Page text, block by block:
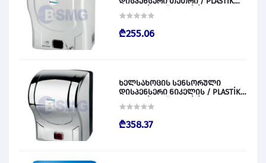
028829
₾255.06
ხელსახოცის სენსორული
დისპენსერი ნიკელის / PLASTİK
028830
₾358.37